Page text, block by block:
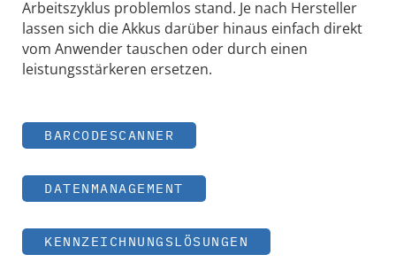
Arbeitszyklus problemlos stand. Je nach Hersteller
lassen sich die Akkus darüber hinaus einfach direkt
vom Anwender tauschen oder durch einen
leistungsstärkeren ersetzen.
BARCODESCANNER
DATENMANAGEMENT
KENNZEICHNUNGSLÖSUNGEN